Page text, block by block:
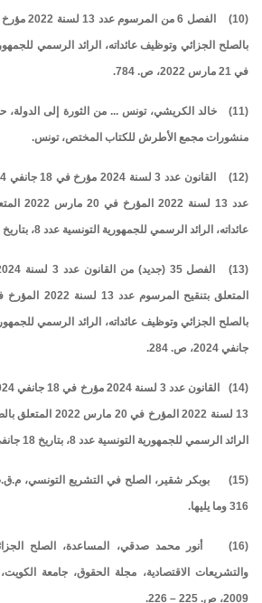
في 21 مارس 2022، ص. 784.
منشورات مجمع الأطرش للكتاب المختص، تونس.
عدد 13
عائداته، الرائد الرسمي للجمهورية التونسية عدد 8، بتاريخ 18 جانفي 2024، ص. 284.
جانفي 2024، ص. 284.
13 لسنة 2022 المؤرخ
الرائد الرسمي للجمهورية التونسية عدد 8، بتاريخ 18 جانفي 2024، ص. 284.
316 وما يليها.
(16) أنور محمد صدقي، المساعدة، الصلح
2009، ص. 225 – 226.